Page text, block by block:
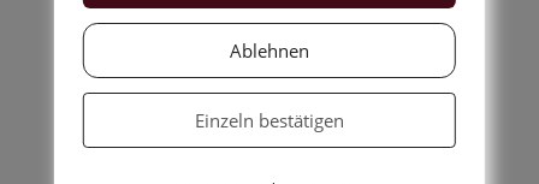
Kulturkellers. Günther Bauer
unterstützt mich…
Ablehnen
Einzeln bestätigen